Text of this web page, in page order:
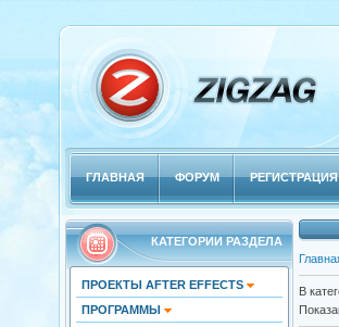
ГЛАВНАЯ ФОРУМ РЕГИСТРАЦИЯ
КАТЕГОРИИ РАЗДЕЛА
ПРОЕКТЫ AFTER EFFECTS
ПРОГРАММЫ
В